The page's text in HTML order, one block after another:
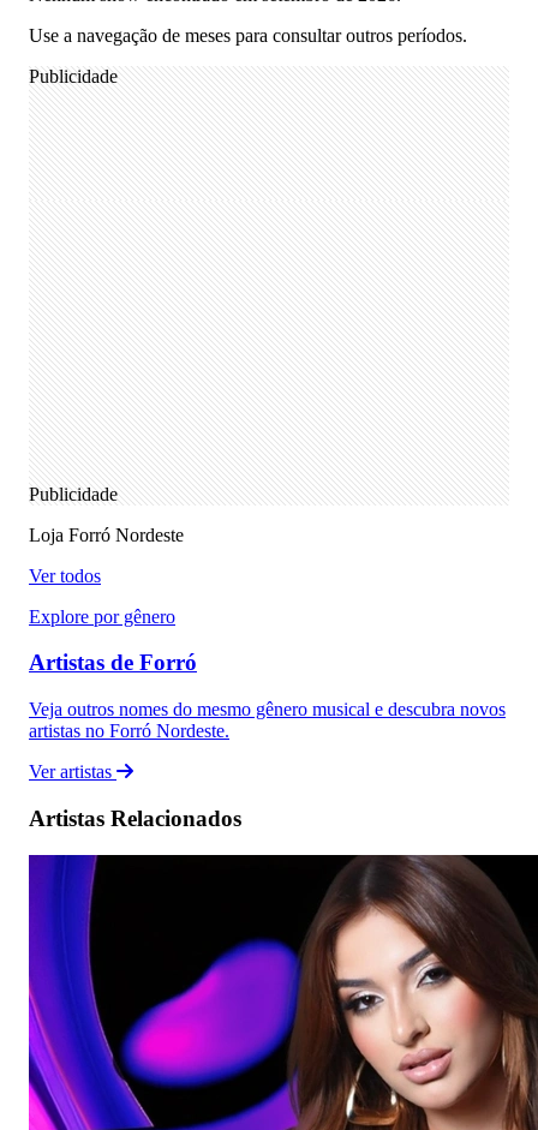
Use a navegação de meses para consultar outros períodos.
Publicidade
Publicidade
Loja Forró Nordeste
Ver todos
Explore por gênero
Artistas de Forró
Veja outros nomes do mesmo gênero musical e descubra novos
artistas no Forró Nordeste.
Ver artistas
Artistas Relacionados